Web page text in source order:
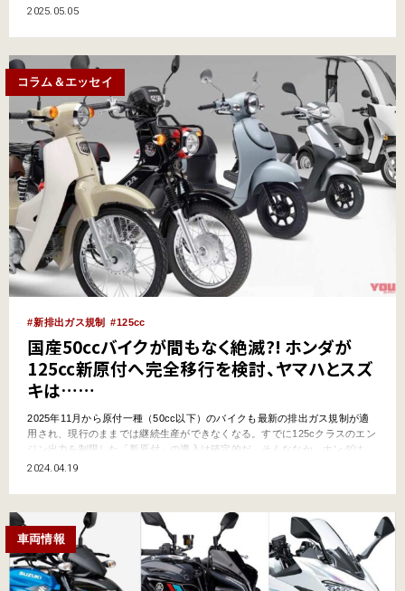
ものと思われ、2025年11月以降は50cc原付に代わる存在として活躍しそう
2025.05.05
コラム＆エッセイ
新排出ガス規制 125cc
国産50ccバイクが間もなく絶滅?! ホンダが
125cc新原付へ完全移行を検討、ヤマハとスズ
キは……
2025年11月から原付一種（50cc以下）のバイクも最新の排出ガス規制が適
用され、現行のままでは継続生産ができなくなる。すでに125cクラスのエン
ジン出力を制限した「新原付」の導入は確定的だ。そんななか、ホンダは
50ccエンジンの生産終了を検討しているという。 ●文:ヤングマシン編集部
一種（50cc）の継続生産は20…
2024.04.19
車両情報